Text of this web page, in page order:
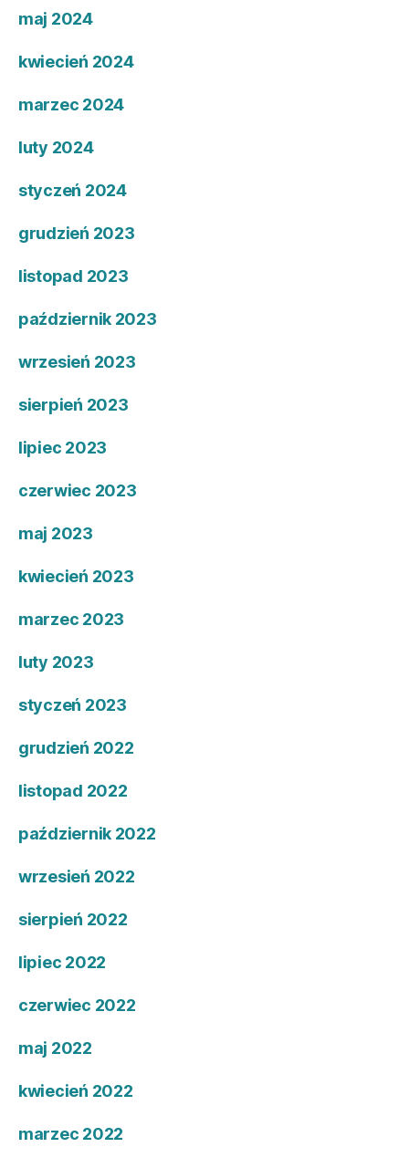
maj 2024
kwiecień 2024
marzec 2024
luty 2024
styczeń 2024
grudzień 2023
listopad 2023
październik 2023
wrzesień 2023
sierpień 2023
lipiec 2023
czerwiec 2023
maj 2023
kwiecień 2023
marzec 2023
luty 2023
styczeń 2023
grudzień 2022
listopad 2022
październik 2022
wrzesień 2022
sierpień 2022
lipiec 2022
czerwiec 2022
maj 2022
kwiecień 2022
marzec 2022